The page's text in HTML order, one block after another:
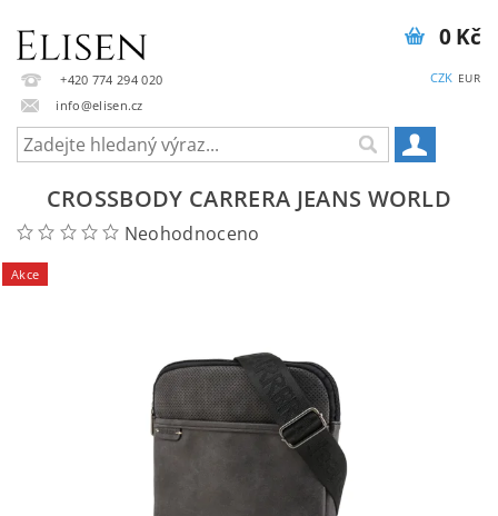
+420 774 294 020
info@elisen.cz
CZK EUR
0 Kč
CROSSBODY CARRERA JEANS WORLD
Neohodnoceno
Akce